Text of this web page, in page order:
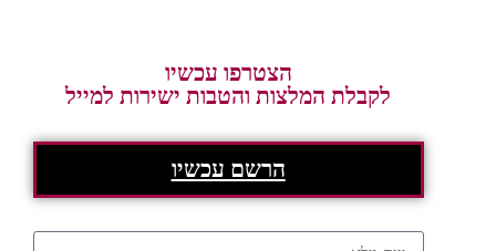
הצטרפו עכשיו
לקבלת המלצות והטבות ישירות למייל
הרשם עכשיו